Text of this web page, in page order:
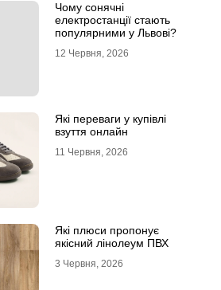
Чому сонячні
електростанції стають
популярними у Львові?
12 Червня, 2026
Які переваги у купівлі
взуття онлайн
11 Червня, 2026
Які плюси пропонує
якісний лінолеум ПВХ
3 Червня, 2026